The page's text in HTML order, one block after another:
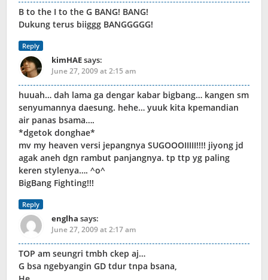
B to the I to the G BANG! BANG!
Dukung terus biiggg BANGGGGG!
Reply
kimHAEsays:
June 27, 2009 at 2:15 am
huuah… dah lama ga dengar kabar bigbang… kangen sm
senyumannya daesung. hehe… yuuk kita kpemandian
air panas bsama….
*dgetok donghae*
mv my heaven versi jepangnya SUGOOOIIIII!!!! jiyong jd
agak aneh dgn rambut panjangnya. tp ttp yg paling
keren stylenya…. ^o^
BigBang Fighting!!!
Reply
englha says:
June 27, 2009 at 2:17 am
TOP am seungri tmbh ckep aj…
G bsa ngebyangin GD tdur tnpa bsana,